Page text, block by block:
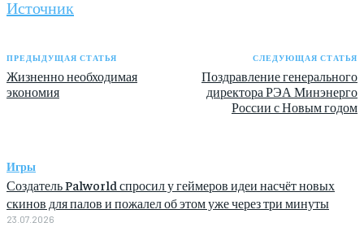
Источник
ПРЕДЫДУЩАЯ СТАТЬЯ
Жизненно необходимая
экономия
СЛЕДУЮЩАЯ СТАТЬЯ
Поздравление генерального
директора РЭА Минэнерго
России с Новым годом
Игры
Создатель Palworld спросил у геймеров идеи насчёт новых
скинов для палов и пожалел об этом уже через три минуты
23.07.2026